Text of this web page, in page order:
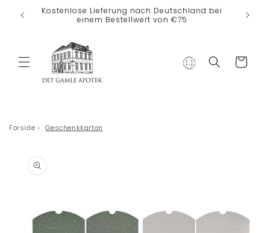
Direkt zum
Inhalt
Kostenlose Lieferung nach Deutschland bei
einem Bestellwert von €75
Warenkorb
Forside › Geschenkkarton